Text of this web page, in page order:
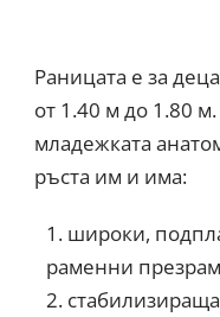
Раницата е за
от 1.40 м до 1.80
младежката
ръста им и има:
широки,
раменни